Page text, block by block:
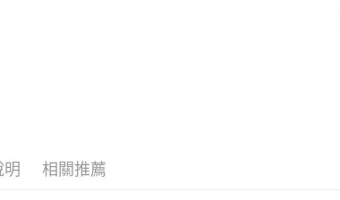
明 相關推薦